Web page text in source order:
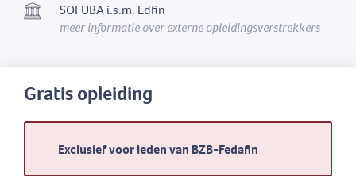
SOFUBA i.s.m. Edfin
meer informatie over externe opleidingsverstrekkers
Gratis opleiding
Exclusief voor leden van BZB-Fedafin